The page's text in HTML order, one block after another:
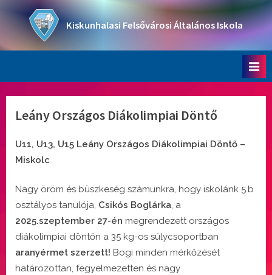
content
Kiskunhalasi Felsővárosi Általános Iskola
Leány Országos Diákolimpiai Döntő
U11, U13, U15 Leány Országos Diákolimpiai Döntő –
Miskolc
Nagy öröm és büszkeség számunkra, hogy iskolánk 5.b
osztályos tanulója, Csikós Boglárka, a
2025.szeptember 27-én megrendezett országos
diákolimpiai döntőn a 35 kg-os súlycsoportban
aranyérmet szerzett! Bogi minden mérkőzését
határozottan, fegyelmezetten és nagy